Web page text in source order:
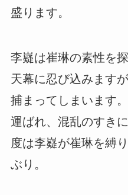
盛ります。
李嶷は崔琳の素性を
天幕に忍び込みます
捕まってしまいます
運ばれ、混乱のすき
度は李嶷が崔琳を縛
ぶり。